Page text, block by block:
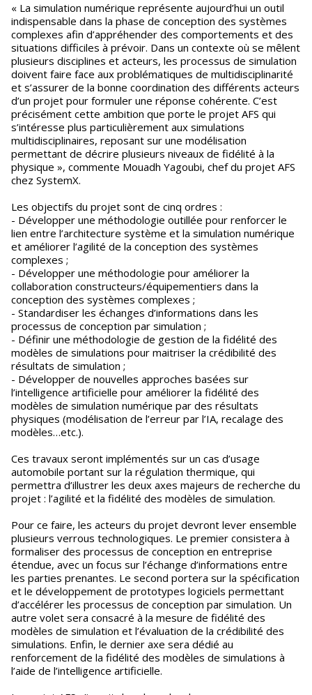
« La simulation numérique représente aujourd’hui un outil
indispensable dans la phase de conception des systèmes
complexes afin d’appréhender des comportements et des
situations difficiles à prévoir. Dans un contexte où se mêlent
plusieurs disciplines et acteurs, les processus de simulation
doivent faire face aux problématiques de multidisciplinarité
et s’assurer de la bonne coordination des différents acteurs
d’un projet pour formuler une réponse cohérente. C’est
précisément cette ambition que porte le projet AFS qui
s’intéresse plus particulièrement aux simulations
multidisciplinaires, reposant sur une modélisation
permettant de décrire plusieurs niveaux de fidélité à la
physique », commente Mouadh Yagoubi, chef du projet AFS
chez SystemX.
Les objectifs du projet sont de cinq ordres :
- Développer une méthodologie outillée pour renforcer le
lien entre l’architecture système et la simulation numérique
et améliorer l’agilité de la conception des systèmes
complexes ;
- Développer une méthodologie pour améliorer la
collaboration constructeurs/équipementiers dans la
conception des systèmes complexes ;
- Standardiser les échanges d’informations dans les
processus de conception par simulation ;
- Définir une méthodologie de gestion de la fidélité des
modèles de simulations pour maitriser la crédibilité des
résultats de simulation ;
- Développer de nouvelles approches basées sur
l’intelligence artificielle pour améliorer la fidélité des
modèles de simulation numérique par des résultats
physiques (modélisation de l’erreur par l’IA, recalage des
modèles…etc.).
Ces travaux seront implémentés sur un cas d’usage
automobile portant sur la régulation thermique, qui
permettra d’illustrer les deux axes majeurs de recherche du
projet : l’agilité et la fidélité des modèles de simulation.
Pour ce faire, les acteurs du projet devront lever ensemble
plusieurs verrous technologiques. Le premier consistera à
formaliser des processus de conception en entreprise
étendue, avec un focus sur l’échange d’informations entre
les parties prenantes. Le second portera sur la spécification
et le développement de prototypes logiciels permettant
d’accélérer les processus de conception par simulation. Un
autre volet sera consacré à la mesure de fidélité des
modèles de simulation et l’évaluation de la crédibilité des
simulations. Enfin, le dernier axe sera dédié au
renforcement de la fidélité des modèles de simulations à
l’aide de l’intelligence artificielle.